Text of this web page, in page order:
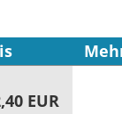
EUR